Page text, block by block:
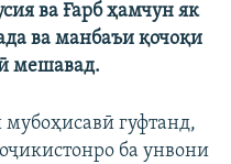
ва Ғарб ҳамчун як
ва манбаъи қочоқи
мешавад.
гуфтанд,
ба унвони